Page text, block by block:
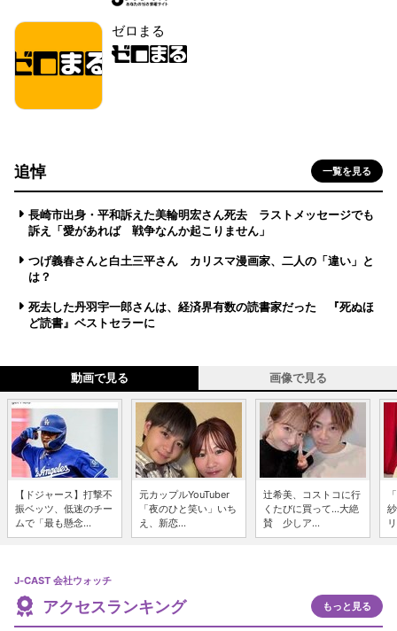
ゼロまる
追悼 一覧を見る
長崎市出身・平和訴えた美輪明宏さん死去 ラストメッセージでも
訴え「愛があれば 戦争なんか起こりません」
つげ義春さんと白土三平さん カリスマ漫画家、二人の「違い」と
は？
死去した丹羽宇一郎さんは、経済界有数の読書家だった 『死ぬほ
ど読書』ベストセラーに
動画で見る 画像で見る
【ドジャース】打撃不
振ベッツ、低迷のチー
ムで「最も懸念...
元カップルYouTuber
「夜のひと笑い」いち
え、新恋...
辻希美、コストコに行
くたびに買って...大絶
賛 少しア...
J-CAST 会社ウォッチ
アクセスランキング もっと見る